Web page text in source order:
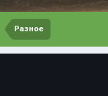
Разное